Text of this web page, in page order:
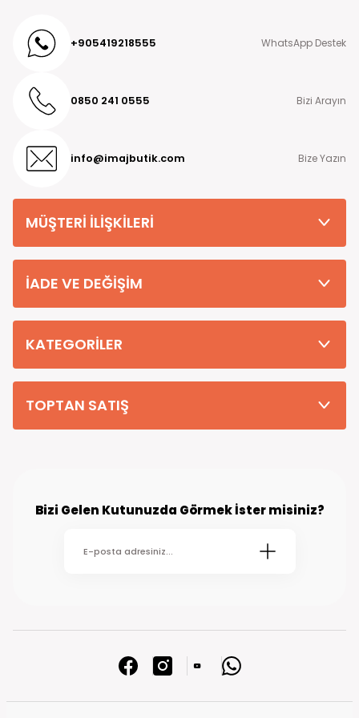
+905419218555 WhatsApp Destek
0850 241 0555 Bizi Arayın
info@imajbutik.com Bize Yazın
MÜŞTERİ İLİŞKİLERİ
İADE VE DEĞİŞİM
KATEGORİLER
TOPTAN SATIŞ
Bizi Gelen Kutunuzda Görmek İster misiniz?